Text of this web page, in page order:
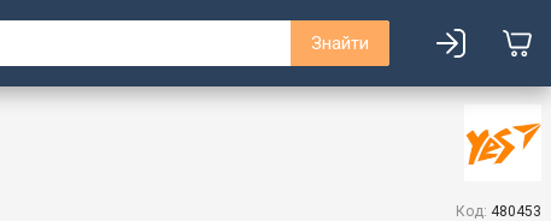
Знайти
Код: 480453